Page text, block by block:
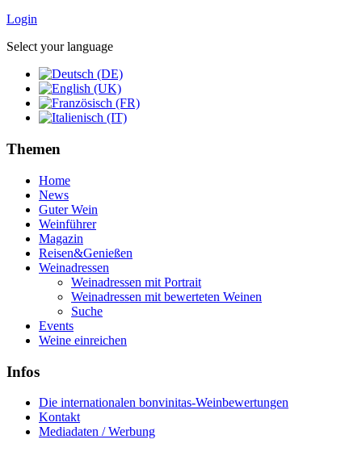
Login
Select your language
Themen
Home
News
Guter Wein
Weinführer
Magazin
Reisen&Genießen
Weinadressen
Weinadressen mit Portrait
Weinadressen mit bewerteten Weinen
Suche
Events
Weine einreichen
Infos
Die internationalen bonvinitas-Weinbewertungen
Kontakt
Mediadaten / Werbung